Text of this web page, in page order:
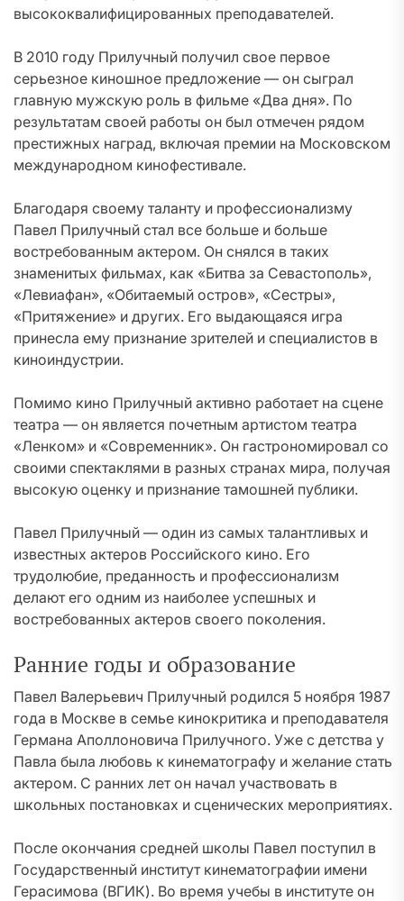
высококвалифицированных преподавателей.
В 2010 году Прилучный получил свое первое
серьезное киношное предложение — он сыграл
главную мужскую роль в фильме «Два дня». По
результатам своей работы он был отмечен рядом
престижных наград, включая премии на Московском
международном кинофестивале.
Благодаря своему таланту и профессионализму
Павел Прилучный стал все больше и больше
востребованным актером. Он снялся в таких
знаменитых фильмах, как «Битва за Севастополь»,
«Левиафан», «Обитаемый остров», «Сестры»,
«Притяжение» и других. Его выдающаяся игра
принесла ему признание зрителей и специалистов в
киноиндустрии.
Помимо кино Прилучный активно работает на сцене
театра — он является почетным артистом театра
«Ленком» и «Современник». Он гастрономировал со
своими спектаклями в разных странах мира, получая
высокую оценку и признание тамошней публики.
Павел Прилучный — один из самых талантливых и
известных актеров Российского кино. Его
трудолюбие, преданность и профессионализм
делают его одним из наиболее успешных и
востребованных актеров своего поколения.
Ранние годы и образование
Павел Валерьевич Прилучный родился 5 ноября 1987
года в Москве в семье кинокритика и преподавателя
Германа Аполлоновича Прилучного. Уже с детства у
Павла была любовь к кинематографу и желание стать
актером. С ранних лет он начал участвовать в
школьных постановках и сценических мероприятиях.
После окончания средней школы Павел поступил в
Государственный институт кинематографии имени
Герасимова (ВГИК). Во время учебы в институте он